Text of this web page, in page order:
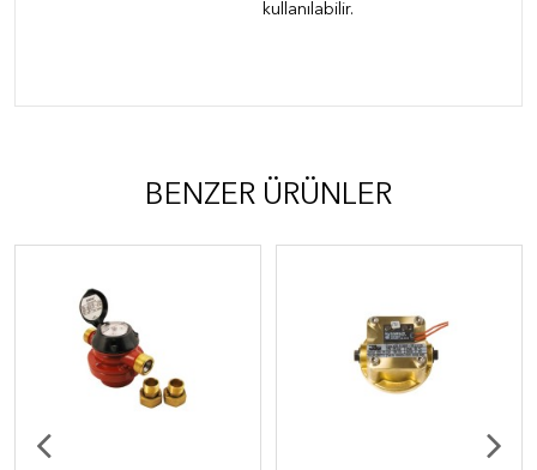
kullanılabilir.
BENZER ÜRÜNLER